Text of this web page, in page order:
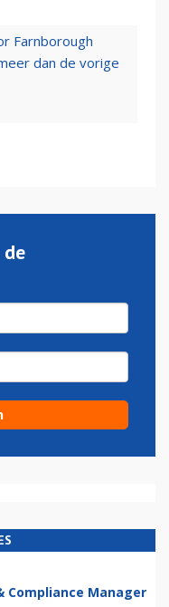
Farnborough
dan de vorige
Compliance Manager